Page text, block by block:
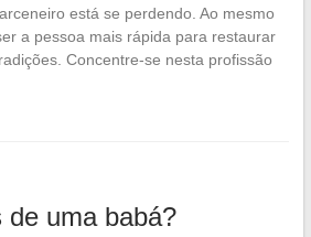
está se perdendo. Ao mesmo
a pessoa mais rápida para restaurar
Concentre-se nesta profissão
de uma babá?